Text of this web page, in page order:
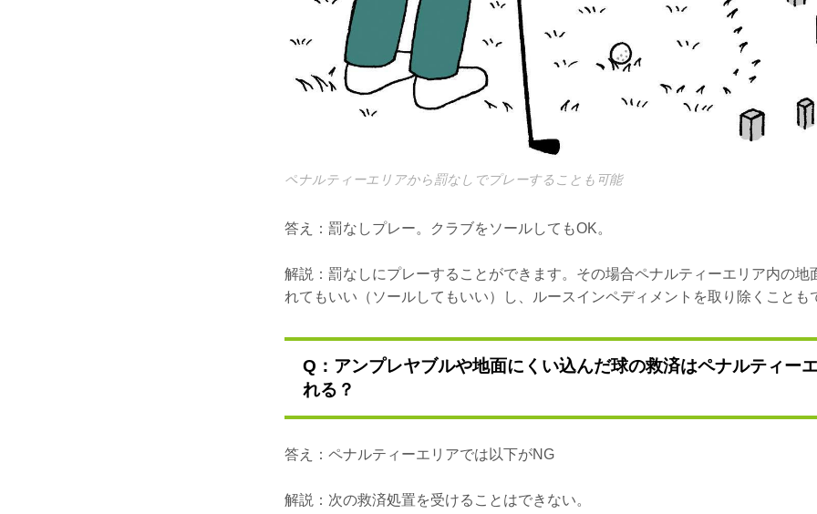
ペナルティーエリアから罰なしでプレーすることも可能
答え：罰なしプレー。クラブをソールしてもOK。
解説：罰なしにプレーすることができます。その場合ペナルティーエリア内の地
れてもいい（ソールしてもいい）し、ルースインペディメントを取り除くことも
Q：アンプレヤブルや地面にくい込んだ球の救済はペナルティー
れる？
答え：ペナルティーエリアでは以下がNG
解説：次の救済処置を受けることはできない。